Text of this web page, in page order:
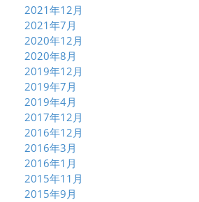
2021年12月
2021年7月
2020年12月
2020年8月
2019年12月
2019年7月
2019年4月
2017年12月
2016年12月
2016年3月
2016年1月
2015年11月
2015年9月